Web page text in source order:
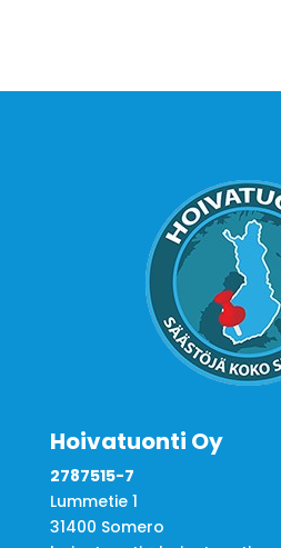
Hoivatuonti Oy
2787515-7
Lummetie 1
31400 Somero